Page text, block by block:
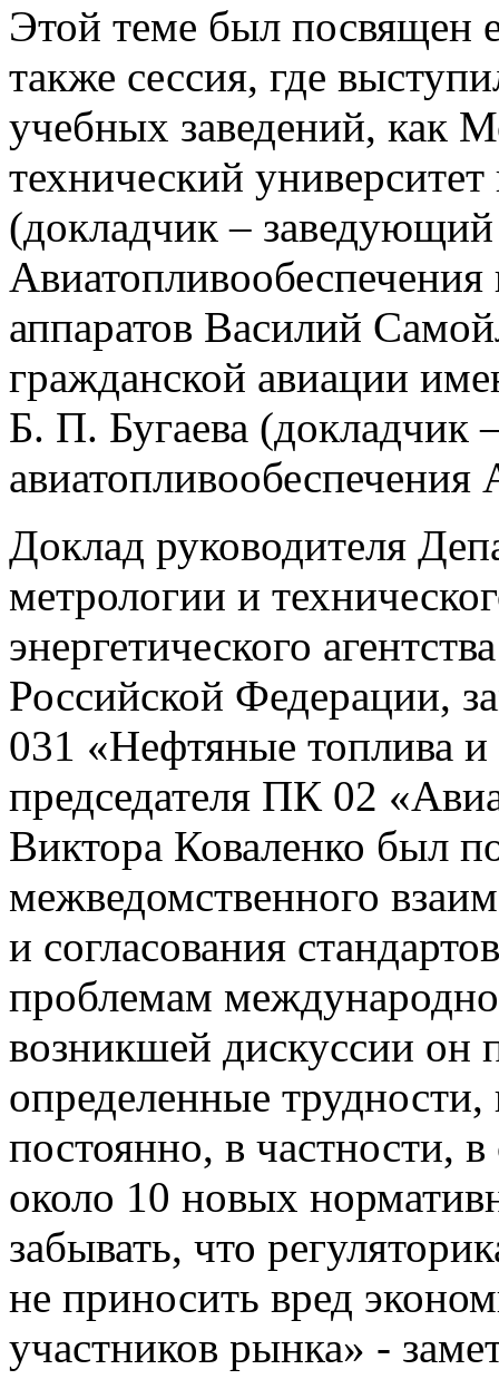
Этой теме был посвящен
также сессия, где
учебных заведений, как
технический
(докладчик –
аппаратов Василий
гражданской авиации
Б. П. Бугаева (докладчик
Доклад руководителя
метрологии и
энергетического
Российской Федерации,
031 «Нефтяные топлива
председателя ПК 02
Виктора Коваленко был
межведомственного
и согласования
проблемам
возникшей дискуссии он
определенные трудности,
постоянно, в частности,
около 10 новых
забывать, что
не приносить вред
участников рынка» -